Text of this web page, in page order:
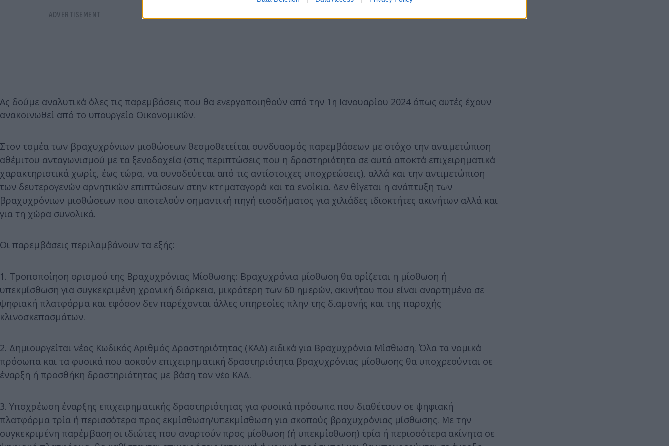
Ας δούμε αναλυτικά όλες τις παρεμβάσεις που θα ενεργοποιηθούν από την 1η Ιανουαρίου 2024 όπως αυτές έχουν
ανακοινωθεί από το υπουργείο Οικονομικών.
Στον τομέα των βραχυχρόνιων μισθώσεων θεσμοθετείται συνδυασμός παρεμβάσεων με στόχο την αντιμετώπιση
αθέμιτου ανταγωνισμού με τα ξενοδοχεία (στις περιπτώσεις που η δραστηριότητα σε αυτά αποκτά επιχειρηματικά
χαρακτηριστικά χωρίς, έως τώρα, να συνοδεύεται από τις αντίστοιχες υποχρεώσεις), αλλά και την αντιμετώπιση
των δευτερογενών αρνητικών επιπτώσεων στην κτηματαγορά και τα ενοίκια. Δεν θίγεται η ανάπτυξη των
βραχυχρόνιων μισθώσεων που αποτελούν σημαντική πηγή εισοδήματος για χιλιάδες ιδιοκτήτες ακινήτων αλλά και
για τη χώρα συνολικά.
Οι παρεμβάσεις περιλαμβάνουν τα εξής:
1. Τροποποίηση ορισμού της Βραχυχρόνιας Μίσθωσης: Βραχυχρόνια μίσθωση θα ορίζεται η μίσθωση ή
υπεκμίσθωση για συγκεκριμένη χρονική διάρκεια, μικρότερη των 60 ημερών, ακινήτου που είναι αναρτημένο σε
ψηφιακή πλατφόρμα και εφόσον δεν παρέχονται άλλες υπηρεσίες πλην της διαμονής και της παροχής
κλινοσκεπασμάτων.
2. Δημιουργείται νέος Κωδικός Αριθμός Δραστηριότητας (ΚΑΔ) ειδικά για Βραχυχρόνια Μίσθωση. Όλα τα νομικά
πρόσωπα και τα φυσικά που ασκούν επιχειρηματική δραστηριότητα βραχυχρόνιας μίσθωσης θα υποχρεούνται σε
έναρξη ή προσθήκη δραστηριότητας με βάση τον νέο ΚΑΔ.
3. Υποχρέωση έναρξης επιχειρηματικής δραστηριότητας για φυσικά πρόσωπα που διαθέτουν σε ψηφιακή
πλατφόρμα τρία ή περισσότερα προς εκμίσθωση/υπεκμίσθωση για σκοπούς βραχυχρόνιας μίσθωσης. Με την
συγκεκριμένη παρέμβαση οι ιδιώτες που αναρτούν προς μίσθωση (ή υπεκμίσθωση) τρία ή περισσότερα ακίνητα σε